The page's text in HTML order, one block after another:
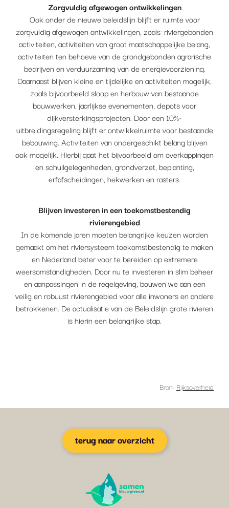
Zorgvuldig afgewogen ontwikkelingen
Ook onder de nieuwe beleidslijn blijft er ruimte voor
zorgvuldig afgewogen ontwikkelingen, zoals: riviergebonden
activiteiten, activiteiten van groot maatschappelijke belang,
activiteiten ten behoeve van de grondgebonden agrarische
bedrijven en verduurzaming van de energievoorziening.
Daarnaast blijven kleine en tijdelijke en activiteiten mogelijk,
zoals bijvoorbeeld sloop en herbouw van bestaande
bouwwerken, jaarlijkse evenementen, depots voor
dijkversterkingsprojecten. Door een 10%-
uitbreidingsregeling blijft er ontwikkelruimte voor bestaande
bebouwing. Activiteiten van ondergeschikt belang blijven
ook mogelijk. Hierbij gaat het bijvoorbeeld om overkappingen
en schuilgelegenheden, grondverzet, beplanting,
erfafscheidingen, hekwerken en rasters.
Blijven investeren in een toekomstbestendig
rivierengebied
In de komende jaren moeten belangrijke keuzen worden
gemaakt om het riviersysteem toekomstbestendig te maken
en Nederland beter voor te bereiden op extremere
weersomstandigheden. Door nu te investeren in slim beheer
en aanpassingen in de regelgeving, bouwen we aan een
veilig en robuust rivierengebied voor alle inwoners en andere
betrokkenen. De actualisatie van de Beleidslijn grote rivieren
is hierin een belangrijke stap.
Bron: Rijksoverheid
terug naar overzicht